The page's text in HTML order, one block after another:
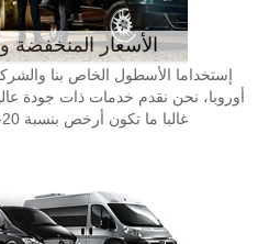
الأسعار المنخفضة
إستخداما الأسطول الخاص بنا
أوروبا، نحن نقدم خدمات ذات جودة
غالبا ما تكون أرخص بنسبة 20-30٪ من سيارة الأجرة